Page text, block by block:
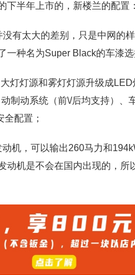
下半年上市的，新楼兰的配置：
有太大的差别，只是中网的
种名为Super Black的车漆选
灯灯源和雾灯灯源升级成
制动系统（前\/后均支持）、
配置；
机，可以输出260马力和
动机是不会在国内出现的，所